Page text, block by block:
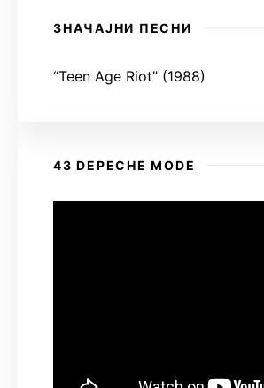
ЗНАЧАЈНИ ПЕСНИ
“Teen Age Riot” (1988)
43 DEPECHE MODE